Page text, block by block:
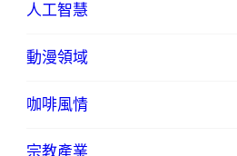
人工智慧
動漫領域
咖啡風情
宗教產業